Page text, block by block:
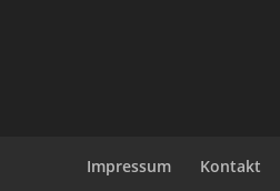
Impressum Kontakt